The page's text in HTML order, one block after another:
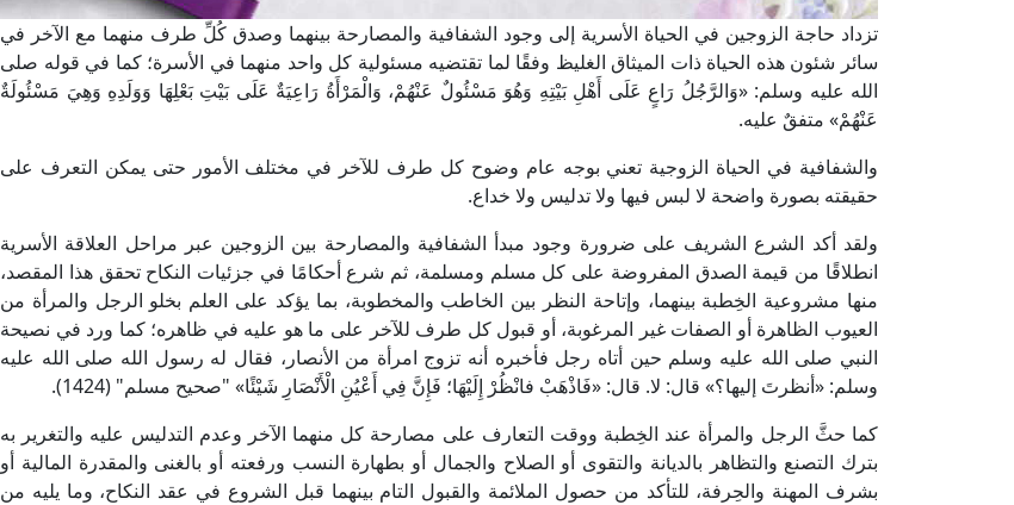
تزداد حاجة الزوجين في الحياة الأسرية إلى وجود الشفافية والمصارحة بينهما وصدق كُلِّ طرف منهما مع الآخر في
سائر شئون هذه الحياة ذات الميثاق الغليظ وفقًا لما تقتضيه مسئولية كل واحد منهما في الأسرة؛ كما في قوله صلى
الله عليه وسلم: «وَالرَّجُلُ رَاعٍ عَلَى أَهْلِ بَيْتِهِ وَهُوَ مَسْئُولٌ عَنْهُمْ، وَالْمَرْأَةُ رَاعِيَةٌ عَلَى بَيْتِ بَعْلِهَا وَوَلَدِهِ وَهِيَ مَسْئُولَةٌ
عَنْهُمْ» متفقٌ عليه.
والشفافية في الحياة الزوجية تعني بوجه عام وضوح كل طرف للآخر في مختلف الأمور حتى يمكن التعرف على
حقيقته بصورة واضحة لا لبس فيها ولا تدليس ولا خداع.
ولقد أكد الشرع الشريف على ضرورة وجود مبدأ الشفافية والمصارحة بين الزوجين عبر مراحل العلاقة الأسرية
انطلاقًا من قيمة الصدق المفروضة على كل مسلم ومسلمة، ثم شرع أحكامًا في جزئيات النكاح تحقق هذا المقصد،
منها مشروعية الخِطبة بينهما، وإتاحة النظر بين الخاطب والمخطوبة، بما يؤكد على العلم بخلو الرجل والمرأة من
العيوب الظاهرة أو الصفات غير المرغوبة، أو قبول كل طرف للآخر على ما هو عليه في ظاهره؛ كما ورد في نصيحة
النبي صلى الله عليه وسلم حين أتاه رجل فأخبره أنه تزوج امرأة من الأنصار، فقال له رسول الله صلى الله عليه
وسلم: «أنظرتَ إليها؟» قال: لا. قال: «فَاذْهَبْ فانْظُرْ إِلَيْهَا؛ فَإِنَّ فِي أَعْيُنِ الْأَنْصَارِ شَيْئًا» "صحيح مسلم" (1424).
كما حثَّ الرجل والمرأة عند الخِطبة ووقت التعارف على مصارحة كل منهما الآخر وعدم التدليس عليه والتغرير به
بترك التصنع والتظاهر بالديانة والتقوى أو الصلاح والجمال أو بطهارة النسب ورفعته أو بالغنى والمقدرة المالية أو
بشرف المهنة والحِرفة، للتأكد من حصول الملائمة والقبول التام بينهما قبل الشروع في عقد النكاح، وما يليه من